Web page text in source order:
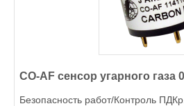
CO-AF сенсор угарного газа
Безопасность работ/Контроль